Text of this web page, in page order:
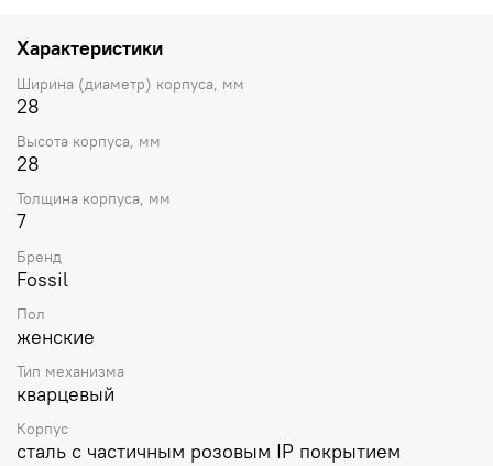
Характеристики
Ширина (диаметр) корпуса, мм
28
Высота корпуса, мм
28
Толщина корпуса, мм
7
Бренд
Fossil
Пол
женские
Тип механизма
кварцевый
Корпус
сталь с частичным розовым IP покрытием